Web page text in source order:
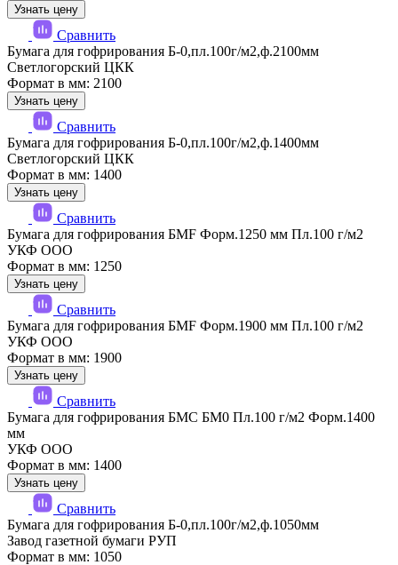
Узнать цену
Сравнить
Бумага для гофрирования Б-0,пл.100г/м2,ф.2100мм
Светлогорский ЦКК
Формат в мм: 2100
Узнать цену
Сравнить
Бумага для гофрирования Б-0,пл.100г/м2,ф.1400мм
Светлогорский ЦКК
Формат в мм: 1400
Узнать цену
Сравнить
Бумага для гофрирования БМF Форм.1250 мм Пл.100 г/м2
УКФ ООО
Формат в мм: 1250
Узнать цену
Сравнить
Бумага для гофрирования БМF Форм.1900 мм Пл.100 г/м2
УКФ ООО
Формат в мм: 1900
Узнать цену
Сравнить
Бумага для гофрирования БМС БМ0 Пл.100 г/м2 Форм.1400
мм
УКФ ООО
Формат в мм: 1400
Узнать цену
Сравнить
Бумага для гофрирования Б-0,пл.100г/м2,ф.1050мм
Завод газетной бумаги РУП
Формат в мм: 1050